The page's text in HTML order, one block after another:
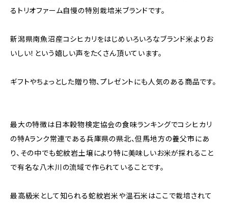
るトリオファーム自慢の特別栽培米ブランドです。
新潟県南魚沼産コシヒカリをはじめいろいろなブランド米よりお
いしい！という嬉しい声をたくさん頂いています。
ギフトやちょっとした贈り物、プレゼントにも人気のある商品です。
最大の特徴は日本穀物検定協会の食味ランキングでコシヒカリ
の特Aランク常連である兵庫県の県北、但馬地方の養父市にあ
り、その中でも蛇紋岩土壌により特に美味しいお米が採れること
で有名な八木川の流域で作られていることです。
最高級米として知られる蛇紋岩米や温石米はここで栽培されて